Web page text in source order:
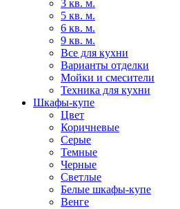
3 кв. м.
5 кв. м.
6 кв. м.
9 кв. м.
Все для кухни
Варианты отделки
Мойки и смесители
Техника для кухни
Шкафы-купе
Цвет
Коричневые
Серые
Темные
Черные
Светлые
Белые шкафы-купе
Венге